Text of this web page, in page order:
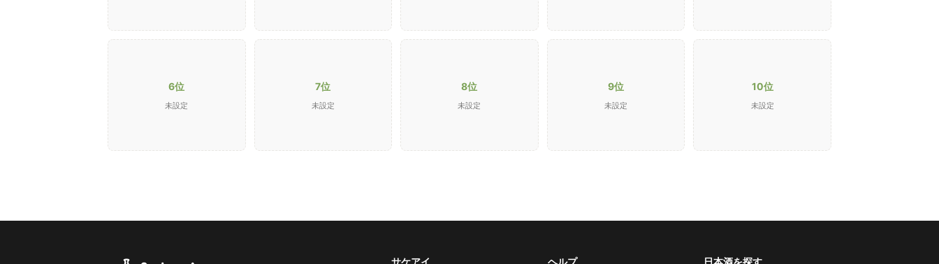
6位
未設定
7位
未設定
8位
未設定
9位
未設定
10位
未設定
サケアイ ヘルプ 日本酒を探す